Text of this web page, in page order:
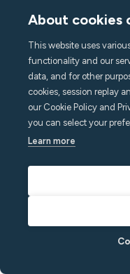
hoy
Aprende a comprobar si
expertos sobre
la seguridad de tu
Richard White en
Leer publicación
About cookies
This website uses
functionality and our
data, and for other
cookies, session replay
our Cookie Policy and
you can select your
Learn more